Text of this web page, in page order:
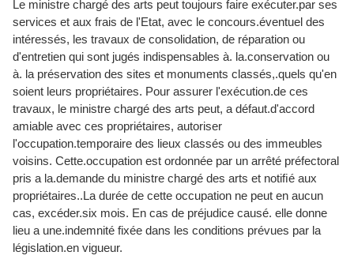
Le ministre chargé des arts peut toujours faire exécuter.par ses
services et aux frais de l'Etat, avec le concours.éventuel des
intéressés, les travaux de consolidation, de réparation ou
d'entretien qui sont jugés indispensables à. la.conservation ou
à. la préservation des sites et monuments classés,.quels qu'en
soient leurs propriétaires. Pour assurer l'exécution.de ces
travaux, le ministre chargé des arts peut, a défaut.d'accord
amiable avec ces propriétaires, autoriser
l'occupation.temporaire des lieux classés ou des immeubles
voisins. Cette.occupation est ordonnée par un arrêté préfectoral
pris a la.demande du ministre chargé des arts et notiﬁé aux
propriétaires..La durée de cette occupation ne peut en aucun
cas, excéder.six mois. En cas de préjudice causé. elle donne
lieu a une.indemnité fixée dans les conditions prévues par la
législation.en vigueur.